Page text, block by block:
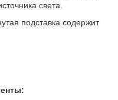
света.
подставка содержит